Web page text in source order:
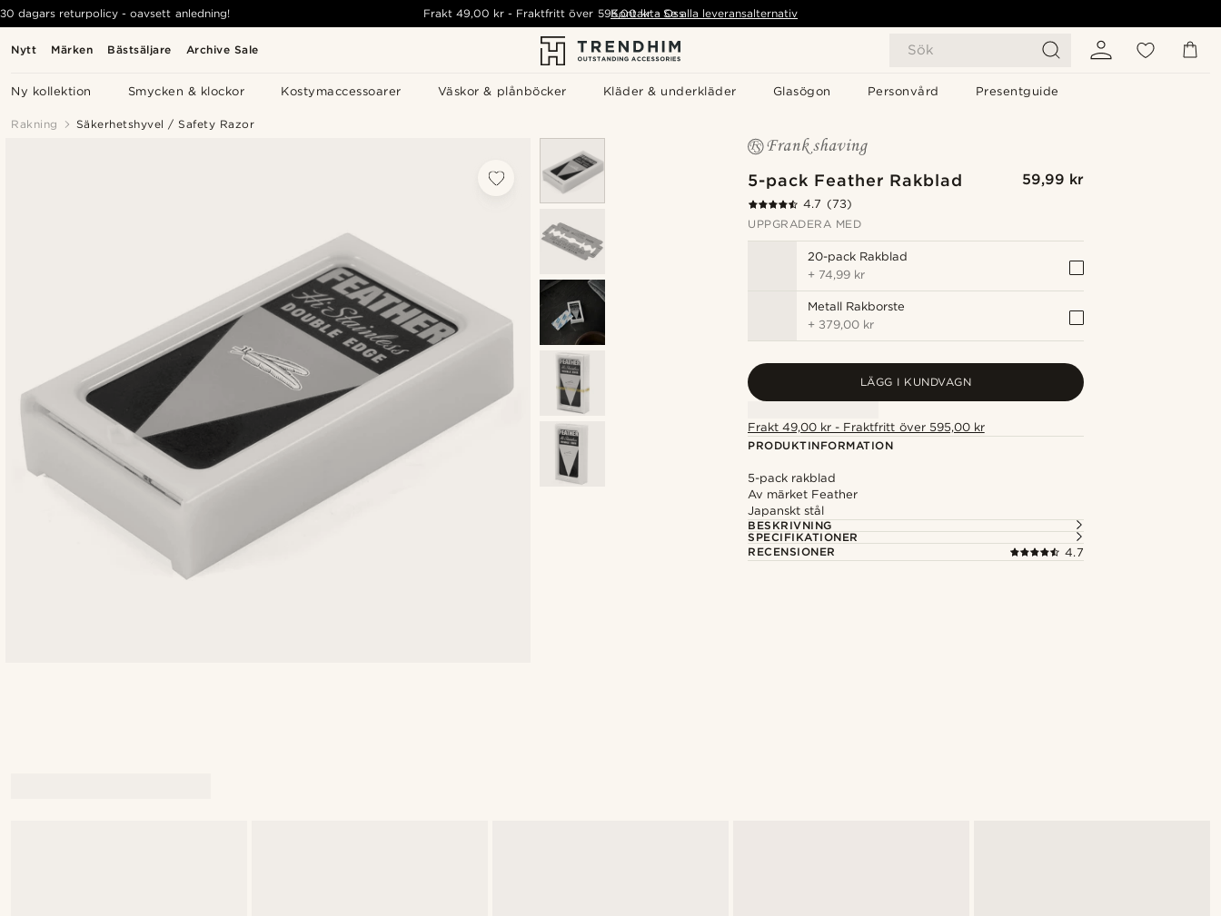
Nytt Märken Bästsäljare Archive Sale Sök
Ny kollektion Smycken & klockor Kostymaccessoarer Väskor & plånböcker Kläder & underkläder Glasögon Personvård Presentguide
30 dagars returpolicy - oavsett anledning! Frakt49,00 kr - Fraktfritt över 595,00 kr - Se alla leveransalternativ
Kontakta Oss
Rakning Säkerhetshyvel / Safety Razor
5-pack Feather Rakblad 59,99 kr
4.7 (73)
UPPGRADERA MED
20-pack Rakblad
+ 74,99 kr
Metall Rakborste
+ 379,00 kr
LÄGG I KUNDVAGN
Frakt 49,00 kr - Fraktfritt över 595,00 kr
PRODUKTINFORMATION
5-pack rakblad
Av märket Feather
Japanskt stål
BESKRIVNING
SPECIFIKATIONER
RECENSIONER
4.7